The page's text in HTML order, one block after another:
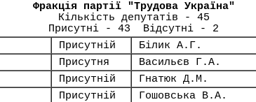
Фракція партії "Трудова Україна"
Кількість депутатів - 45
Присутні - 43 Відсутні - 2
Присутній Білик А.Г.
Присутня Васильєв Г.А.
Присутній Гнатюк Д.М.
Присутній Гошовська В.А.